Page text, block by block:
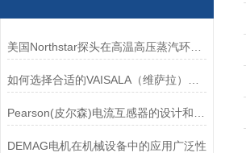
美国Northstar探头在高温高压蒸汽环境下的液位测量可靠性
DEMAG电机在机械设备中的应用广泛性